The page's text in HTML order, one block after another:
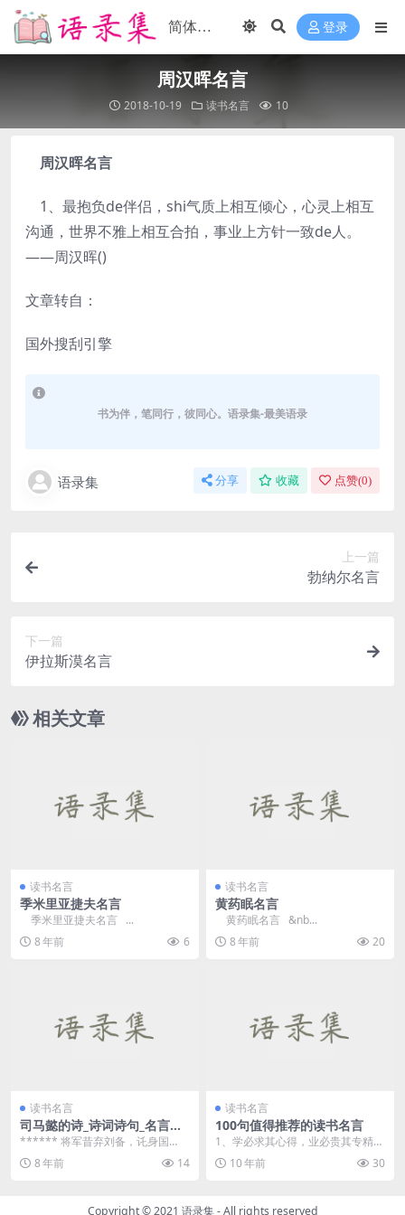
登录
周汉晖名言
2018-10-19 读书名言 10
周汉晖名言
1、最抱负de伴侣，shi气质上相互倾心，心灵上相互
沟通，世界不雅上相互合拍，事业上方针一致de人。
——周汉晖()
文章转自：
国外搜刮引擎
书为伴，笔同行，彼同心。语录集-最美语录
语录集 分享 收藏 点赞(0)
上一篇
勃纳尔名言
下一篇
伊拉斯漠名言
相关文章
读书名言
季米里亚捷夫名言
季米里亚捷夫名言 ...
8 年前
6
读书名言
黄药眠名言
黄药眠名言 &nb...
8 年前
20
读书名言
司马懿的诗_诗词诗句_名言名
句赏析
****** 将军昔弃刘备，讬身国
家，国家委将军以疆场之任，任将
军以图蜀之事，可...
8 年前 14
读书名言
100句值得推荐的读书名言
1、学必求其心得，业必贵其专精。
——章学诚 ...
10 年前 30
Copyright © 2021 语录集- All rights reserved